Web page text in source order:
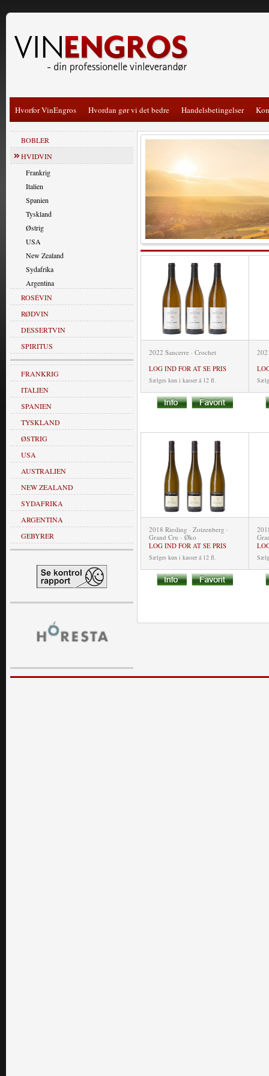
Hvorfor VinEngros Hvordan gør vi det bedre Handelsbetingelser
BOBLER
HVIDVIN
Frankrig
Italien
Spanien
Tyskland
Østrig
USA
New Zealand
Sydafrika
Argentina
ROSÉVIN
RØDVIN
DESSERTVIN
SPIRITUS
FRANKRIG
ITALIEN
SPANIEN
TYSKLAND
ØSTRIG
USA
AUSTRALIEN
NEW ZEALAND
SYDAFRIKA
ARGENTINA
GEBYRER
2022 Sancerre · Crochet
LOG IND FOR AT SE PRIS
Sælges kun i kasser á 12 fl.
2018 Riesling · Zotzenberg ·
Grand Cru · Øko
LOG IND FOR AT SE PRIS
Sælges kun i kasser á 12 fl.